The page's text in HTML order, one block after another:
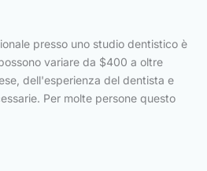
presso uno studio dentistico è
variare da $400 a oltre
dell'esperienza del dentista e
Per molte persone questo